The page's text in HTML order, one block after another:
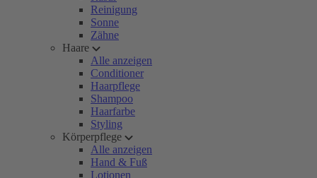
Reinigung
Sonne
Zähne
Haare
Alle anzeigen
Conditioner
Haarpflege
Shampoo
Haarfarbe
Styling
Körperpflege
Alle anzeigen
Hand & Fuß
Lotionen